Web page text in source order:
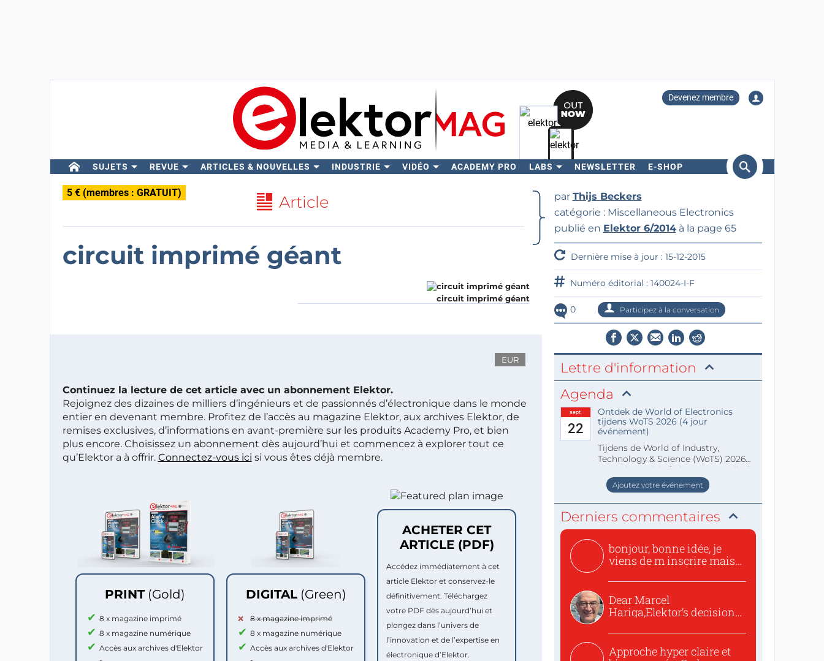
Devenez membre
SUJETS REVUE ARTICLES & NOUVELLES INDUSTRIE VIDÉO ACADEMY PRO LABS NEWSLETTER E-SHOP
Rechercher
5 € (membres : GRATUIT) Article
circuit imprimé géant
circuit imprimé géant
EUR
Continuez la lecture de cet article avec un abonnement Elektor.
Rejoignez des dizaines de milliers d’ingénieurs et de passionnés d’électronique dans le monde
entier en devenant membre. Profitez de l’accès au magazine Elektor, aux archives Elektor, de
remises exclusives, d’informations en avant-première sur les produits Academy Pro, et bien
plus encore. Choisissez un abonnement dès aujourd’hui et commencez à explorer tout ce
qu’Elektor a à offrir. Connectez-vous ici si vous êtes déjà membre.
PRINT (Gold)
8 x magazine imprimé
8 x magazine numérique
Accès aux archives d'Elektor
DIGITAL (Green)
8 x magazine imprimé
8 x magazine numérique
Accès aux archives d'Elektor
ACHETER CET
ARTICLE (PDF)
Accédez immédiatement à cet
article Elektor et conservez-le
définitivement. Téléchargez
votre PDF dès aujourd’hui et
plongez dans l’univers de
l’innovation et de l’expertise en
électronique d’Elektor.
par Thijs Beckers
catégorie : Miscellaneous Electronics
publié en Elektor 6/2014à la page 65
Dernière mise à jour : 15-12-2015
Numéro éditorial : 140024-I-F
0 Participez à la conversation
Lettre d'information
Agenda
sept.
22
Ontdek de World of Electronics
tijdens WoTS 2026 (4 jour
événement)
Tijdens de World of Industry,
Technology & Science (WoTS) 2026
staat de World of Electronics volledi
Ajoutez votre événement
Derniers commentaires
bonjour, bonne idée, je
viens de m inscrire mais
Dear Marcel
Hariga,Elektor’s decision
Approche hyper claire et